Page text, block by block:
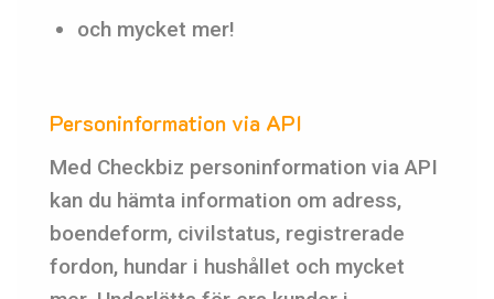
och mycket mer!
Personinformation via API
Med Checkbiz personinformation via API
kan du hämta information om adress,
boendeform, civilstatus, registrerade
fordon, hundar i hushållet och mycket